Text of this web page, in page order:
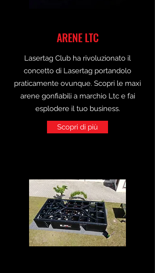
ARENE LTC
Lasertag Club ha rivoluzionato il
concetto di Lasertag portandolo
praticamente ovunque. Scopri le maxi
arene gonfiabili a marchio Ltc e fai
esplodere il tuo business.
Scopri di più